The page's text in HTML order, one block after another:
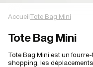
AccueilTote Bag Mini
Tote Bag Mini
Tote Bag Mini est un
shopping, les